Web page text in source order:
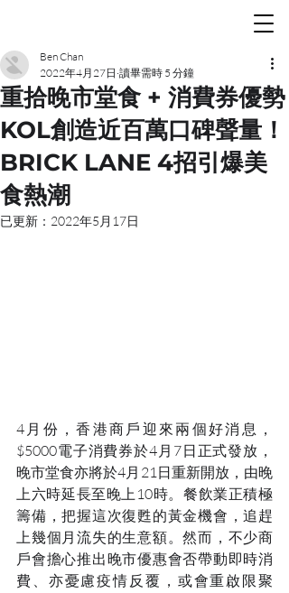
重拾晚市堂食 + 消費券優勢
KOL創造近百萬口碑聲量！
BRICK LANE 4招引爆美
食熱潮
Ben Chan
2022年4月27日 讀畢需時 5 分鐘
已更新： 2022年5月17日
4月份，香港商戶迎來兩個好消息，
$5000電子消費券於4月7日正式發放，
晚市堂食亦將於4月21日重新開放，由晚
上六時延長至晚上10時。餐飲業正積極
籌備，把握這次復甦的黃金機會，追趕
上幾個月流失的生意額。然而，不少商
戶會擔心推出晚市優惠會否帶動即時消
費、亦憂慮疫情反覆，或會重啟限聚